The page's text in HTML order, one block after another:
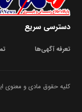
دسترسی سریع
تعرفه آگهی‌ها
کلیه حقوق مادی و معنوی